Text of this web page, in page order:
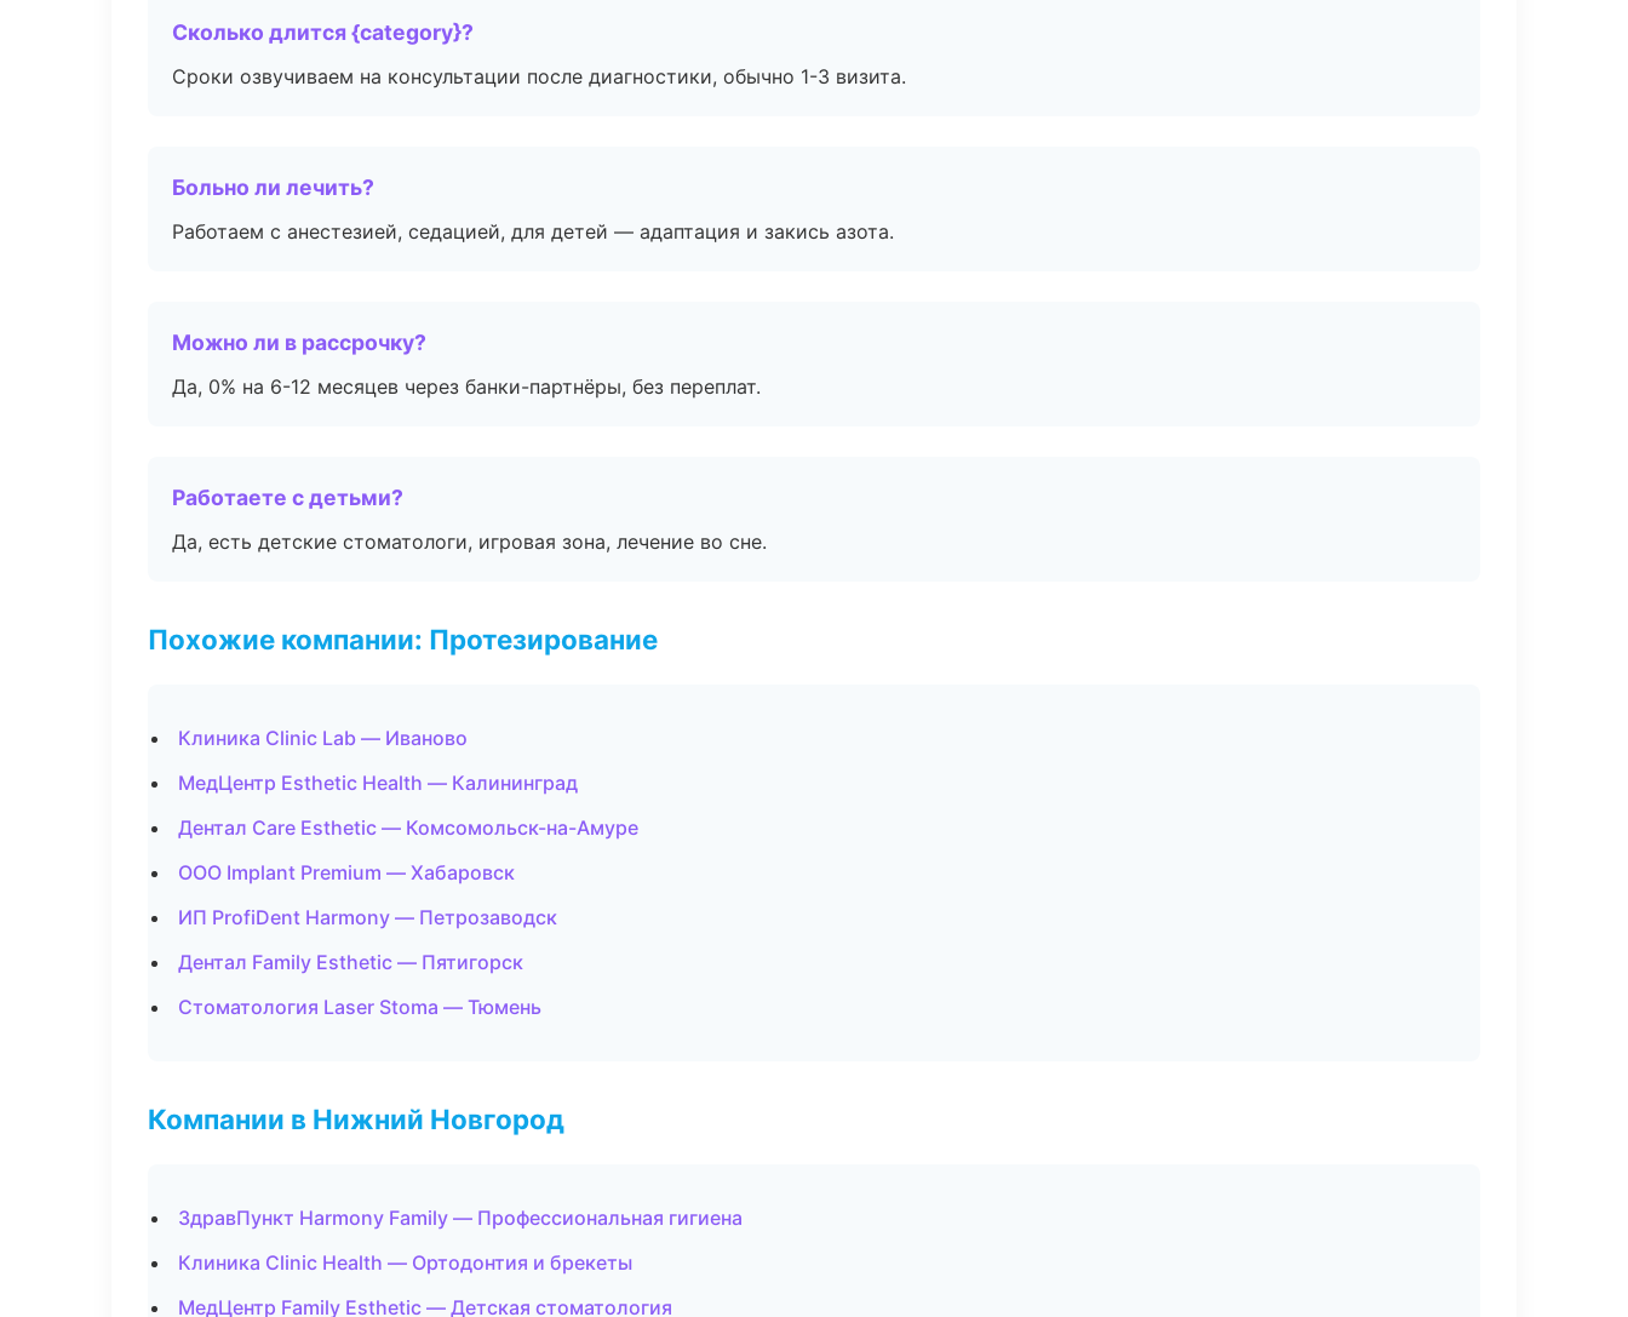
Сколько длится {category}?
Сроки озвучиваем на консультации после диагностики, обычно 1-3 визита.
Больно ли лечить?
Работаем с анестезией, седацией, для детей — адаптация и закись азота.
Можно ли в рассрочку?
Да, 0% на 6-12 месяцев через банки-партнёры, без переплат.
Работаете с детьми?
Да, есть детские стоматологи, игровая зона, лечение во сне.
Похожие компании: Протезирование
Клиника Clinic Lab — Иваново
МедЦентр Esthetic Health — Калининград
Дентал Care Esthetic — Комсомольск-на-Амуре
ООО Implant Premium — Хабаровск
ИП ProfiDent Harmony — Петрозаводск
Дентал Family Esthetic — Пятигорск
Стоматология Laser Stoma — Тюмень
Компании в Нижний Новгород
ЗдравПункт Harmony Family — Профессиональная гигиена
Клиника Clinic Health — Ортодонтия и брекеты
МедЦентр Family Esthetic — Детская стоматология